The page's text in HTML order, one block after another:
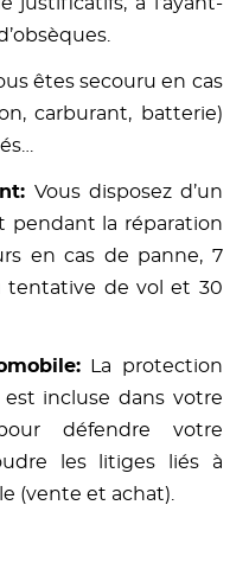
êtes secouru en cas
carburant, batterie)
Vous disposez d’un
pendant la réparation
en cas de panne, 7
tentative de vol et 30
La protection
incluse dans votre
défendre votre
les litiges liés à
(vente et achat).